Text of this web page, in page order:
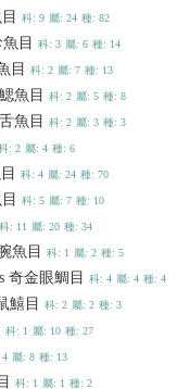
科: 9 屬: 24 種: 82
目 科: 3 屬: 6 種: 14
目 科: 2 屬: 7 種: 13
魚目 科: 2 屬: 5 種: 8
魚目 科: 2 屬: 3 種: 3
: 2 屬: 4 種: 6
科: 4 屬: 24 種: 70
科: 5 屬: 7 種: 10
科: 11 屬: 20 種: 34
魚目 科: 1 屬: 2 種: 5
奇金眼鯛目 科: 4 屬: 4 種: 4
鱚目 科: 2 屬: 2 種: 3
科: 1 屬: 10 種: 27
4 屬: 8 種: 13
科: 1 屬: 1 種: 2